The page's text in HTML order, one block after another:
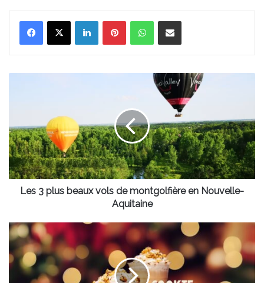
LinkedinPinterestWhatsAppPartager par email
vols
de
montgolfière
en
Nouvelle-
Aquitaine
Les 3 plus beaux vols de montgolfière en Nouvelle-
Aquitaine
WOKO Bordeaux
:
des
recettes
hivernales